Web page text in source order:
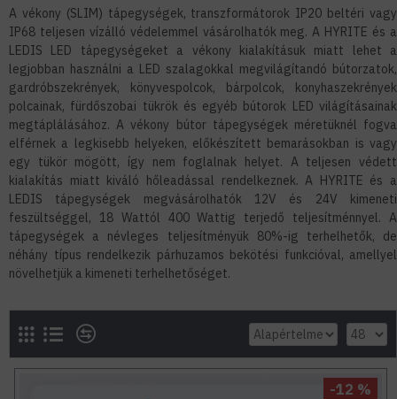
A vékony (SLIM) tápegységek, transzformátorok IP20 beltéri vagy
IP68 teljesen vízálló védelemmel vásárolhatók meg. A HYRITE és a
LEDIS LED tápegységeket a vékony kialakításuk miatt lehet a
legjobban használni a LED szalagokkal megvilágítandó bútorzatok,
gardróbszekrények, könyvespolcok, bárpolcok, konyhaszekrények
polcainak, fürdőszobai tükrök és egyéb bútorok LED világításainak
megtáplálásához. A vékony bútor tápegységek méretüknél fogva
elférnek a legkisebb helyeken, előkészített bemarásokban is vagy
egy tükör mögött, így nem foglalnak helyet. A teljesen védett
kialakítás miatt kiváló hőleadással rendelkeznek. A HYRITE és a
LEDIS tápegységek megvásárolhatók 12V és 24V kimeneti
feszültséggel, 18 Wattól 400 Wattig terjedő teljesítménnyel. A
tápegységek a névleges teljesítményük 80%-ig terhelhetők, de
néhány típus rendelkezik párhuzamos bekötési funkcióval, amellyel
növelhetjük a kimeneti terhelhetőséget.
-12 %